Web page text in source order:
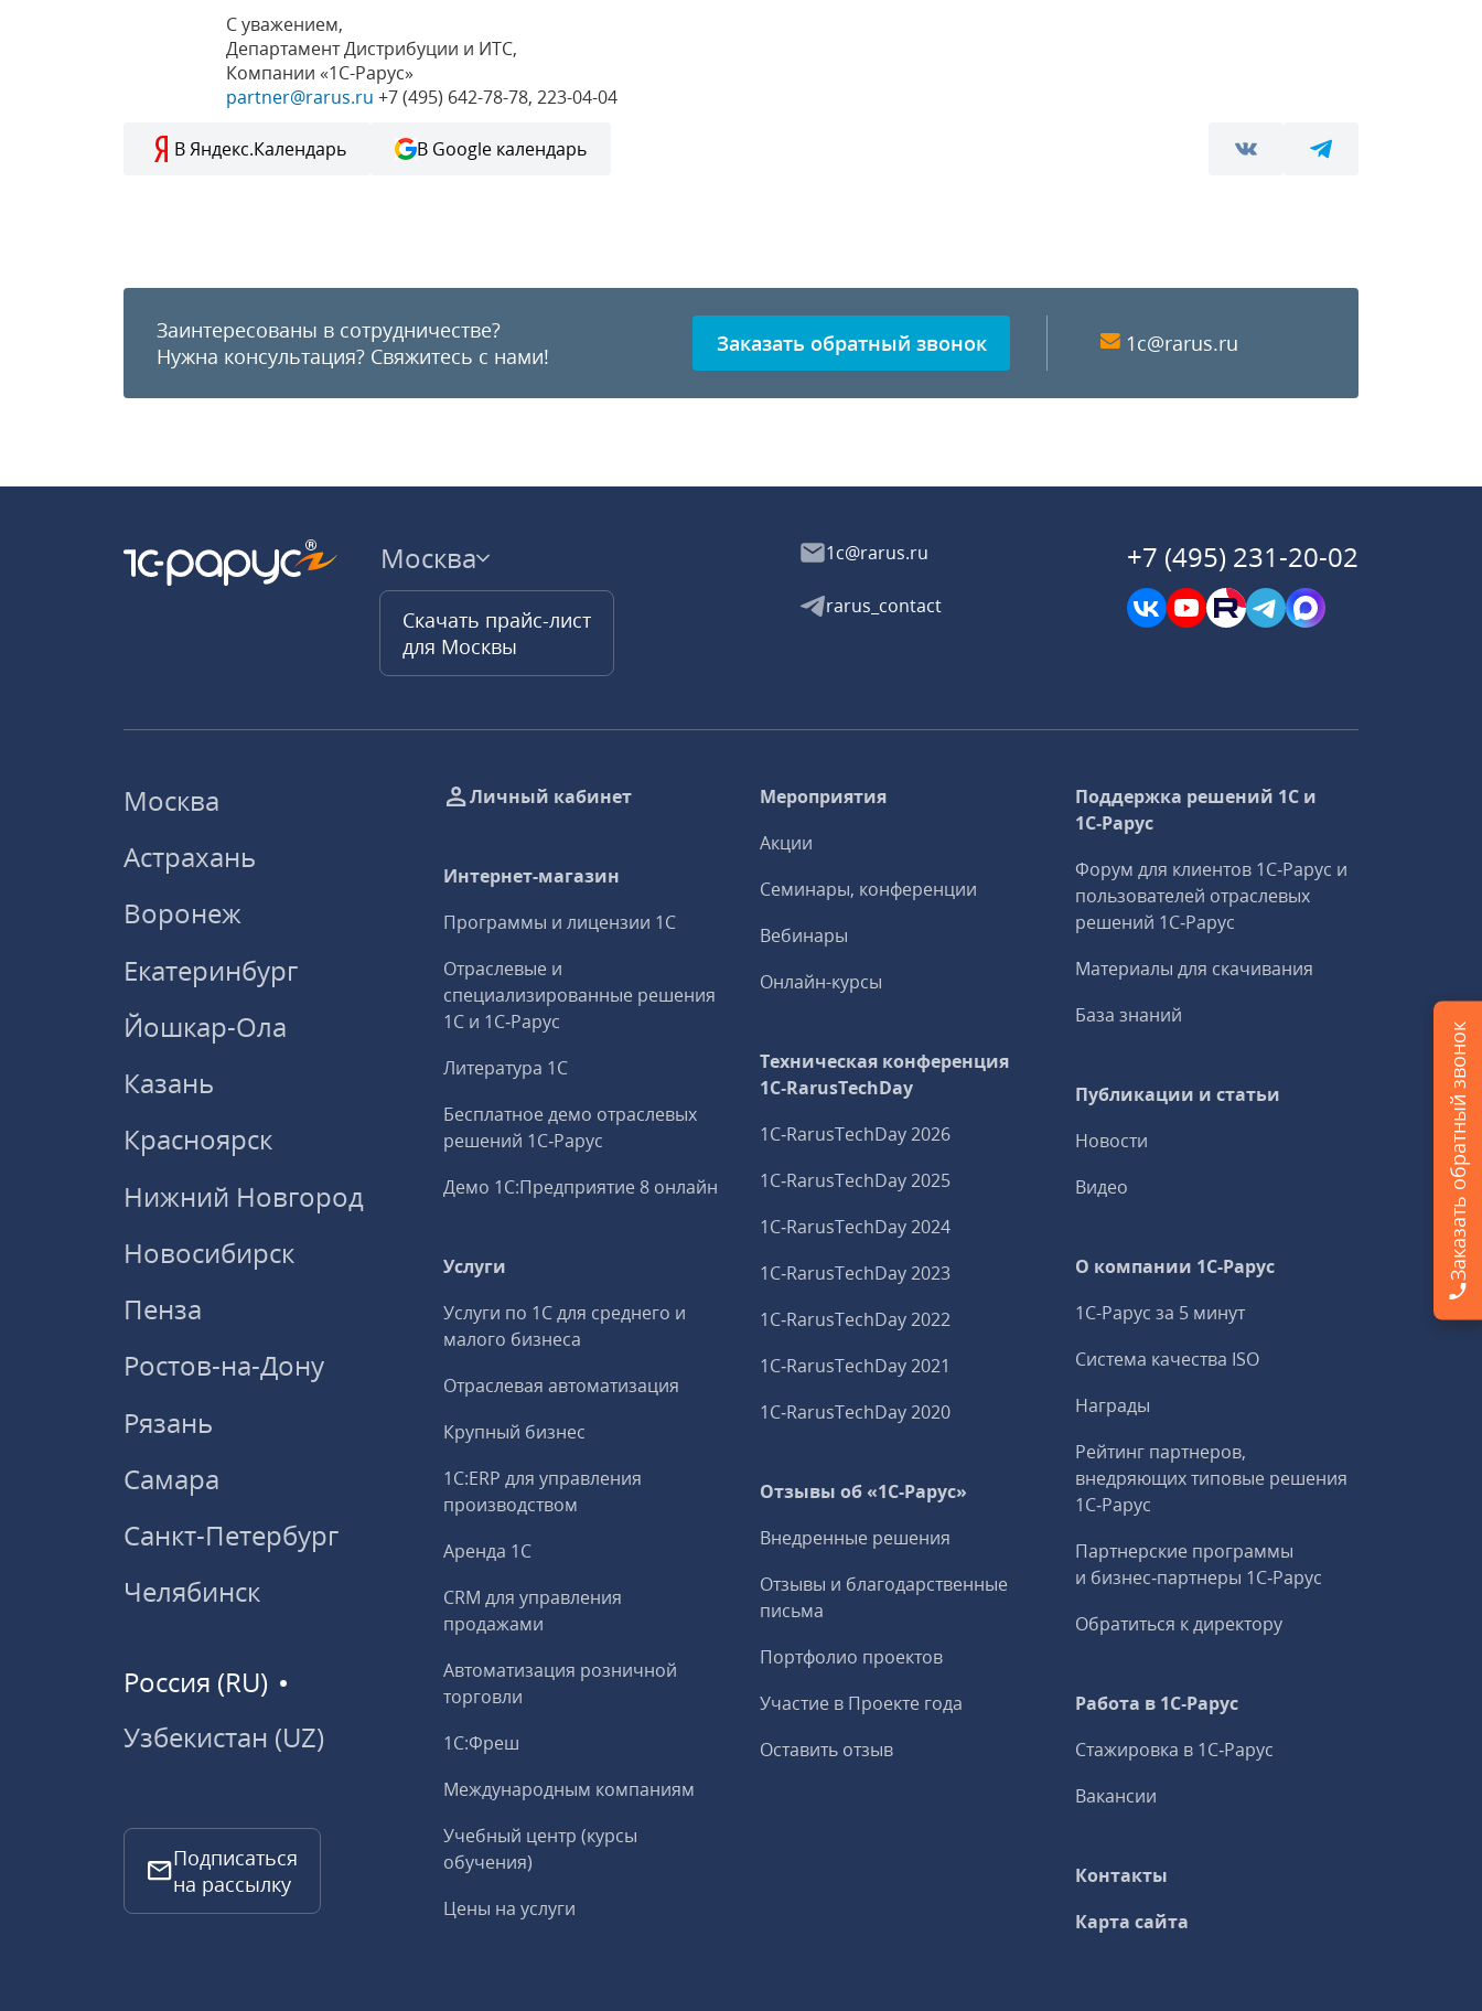
С уважением,
Департамент Дистрибуции и ИТС,
Компании «1С-Рарус»
partner@rarus.ru +7 (495) 642-78-78, 223-04-04
В Яндекс.Календарь В Google календарь
Заинтересованы в сотрудничестве?
Нужна консультация? Свяжитесь с нами! Заказать обратный звонок 1c@rarus.ru
Москва
Скачать прайс-лист
для Москвы
1c@rarus.ru
rarus_contact
+7 (495) 231-20-02
Москва
Астрахань
Воронеж
Екатеринбург
Йошкар-Ола
Казань
Красноярск
Нижний Новгород
Новосибирск
Пенза
Ростов-на-Дону
Рязань
Самара
Санкт-Петербург
Челябинск
Россия (RU)
Узбекистан (UZ)
Подписаться
на рассылку
Личный кабинет
Интернет-магазин
Программы и лицензии 1С
Отраслевые и
специализированные решения
1С и 1С‑Рарус
Литература 1С
Бесплатное демо отраслевых
решений 1С‑Рарус
Демо 1С:Предприятие 8 онлайн
Услуги
Услуги по 1С для среднего и
малого бизнеса
Отраслевая автоматизация
Крупный бизнес
1С:ERP для управления
производством
Аренда 1С
CRM для управления
продажами
Автоматизация розничной
торговли
1С:Фреш
Международным компаниям
Учебный центр (курсы
обучения)
Цены на услуги
Мероприятия
Акции
Семинары, конференции
Вебинары
Онлайн-курсы
Техническая конференция
1C‑RarusTechDay
1C‑RarusTechDay 2026
1C‑RarusTechDay 2025
1C‑RarusTechDay 2024
1C‑RarusTechDay 2023
1C‑RarusTechDay 2022
1C‑RarusTechDay 2021
1C‑RarusTechDay 2020
Отзывы об «1С-Рарус»
Внедренные решения
Отзывы и благодарственные
письма
Портфолио проектов
Участие в Проекте года
Оставить отзыв
Поддержка решений 1С и
1С‑Рарус
Форум для клиентов 1С‑Рарус и
пользователей отраслевых
решений 1С‑Рарус
Материалы для скачивания
База знаний
Публикации и статьи
Новости
Видео
О компании 1C-Рарус
1С-Рарус за 5 минут
Система качества ISO
Награды
Рейтинг партнеров,
внедряющих типовые решения
1С‑Рарус
Партнерские программы
и бизнес‑партнеры 1С‑Рарус
Обратиться к директору
Работа в 1С‑Рарус
Стажировка в 1С‑Рарус
Вакансии
Контакты
Карта сайта
Заказать обратный звонок